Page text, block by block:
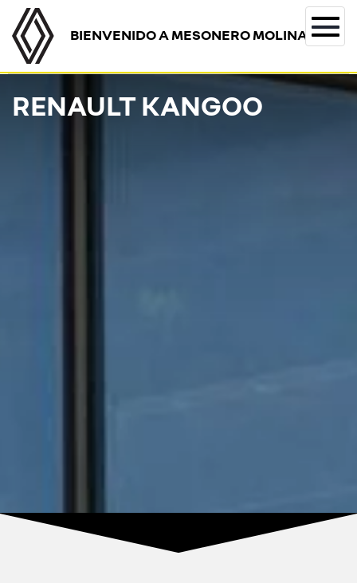
BIENVENIDO A MESONERO MOLINA
RENAULT KANGOO